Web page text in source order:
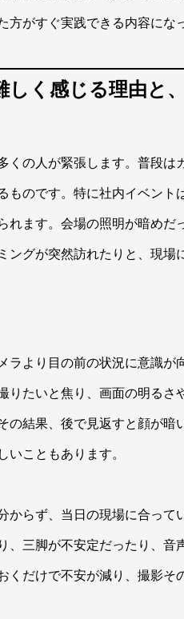
がすぐ実践できる内容にな
しく感じる理由と
くの人が緊張します。普段は
ものです。特に社内イベント
れます。会場の照明が暗めだ
ングが突然訪れたりと、現場
ラより目の前の状況に意識が
りたいと焦り、画面の明るさ
の結果、後で見返すと顔が暗
いこともあります。
からず、当日の現場に合って
、三脚が不安定だったり、音
くだけで不安が減り、撮影そ